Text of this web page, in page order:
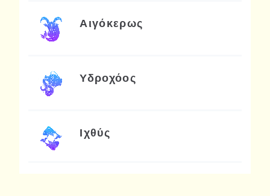
Αιγόκερως
Υδροχόος
Ιχθύς